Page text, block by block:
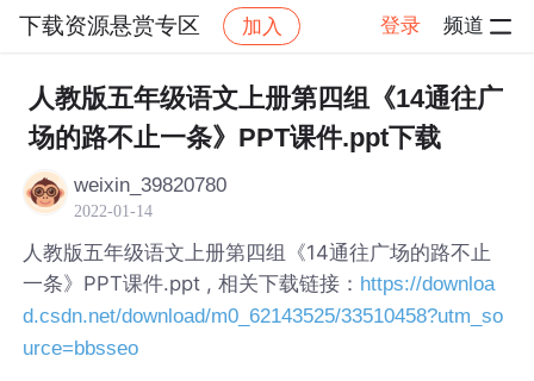
下载资源悬赏专区 加入 登录 频道
社区 下载资源悬赏专区 帖子详情
人教版五年级语文上册第四组《14通往广
场的路不止一条》PPT课件.ppt下载
weixin_39820780
2022-01-14
人教版五年级语文上册第四组《14通往广场的路不止
一条》PPT课件.ppt , 相关下载链接： https://downloa
d.csdn.net/download/m0_62143525/33510458?utm_so
urce=bbsseo